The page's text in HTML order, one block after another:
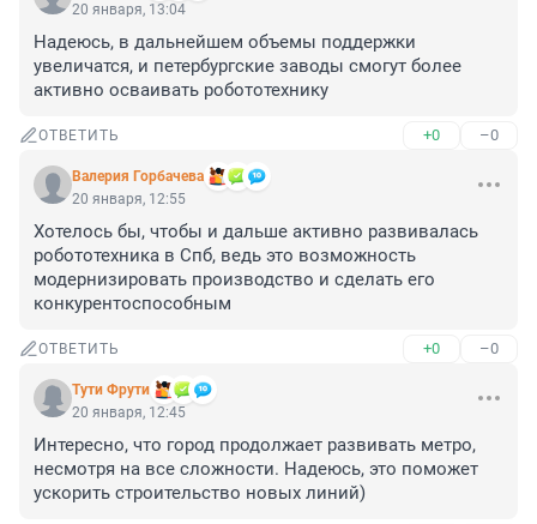
20 января, 13:04
Надеюсь, в дальнейшем объемы поддержки
увеличатся, и петербургские заводы смогут более
активно осваивать робототехнику
ОТВЕТИТЬ +0 –0
Валерия Горбачева
20 января, 12:55
Хотелось бы, чтобы и дальше активно развивалась
робототехника в Спб, ведь это возможность
модернизировать производство и сделать его
конкурентоспособным
ОТВЕТИТЬ +0 –0
Тути Фрути
20 января, 12:45
Интересно, что город продолжает развивать метро,
несмотря на все сложности. Надеюсь, это поможет
ускорить строительство новых линий)